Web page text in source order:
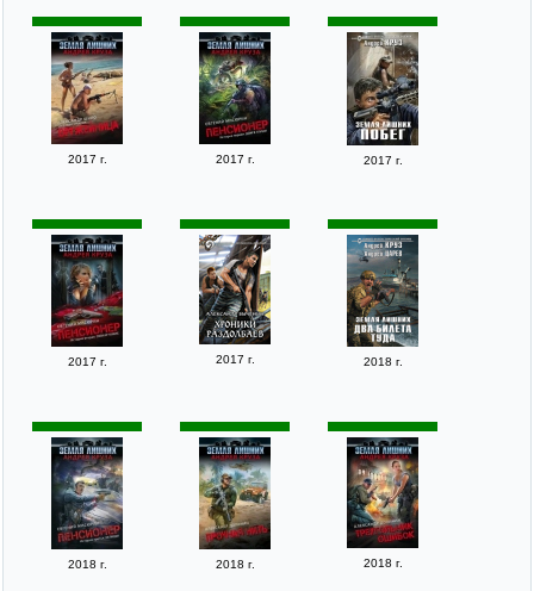
2017 г. 2017 г. 2017 г.
2017 г. 2017 г. 2018 г.
2018 г. 2018 г. 2018 г.